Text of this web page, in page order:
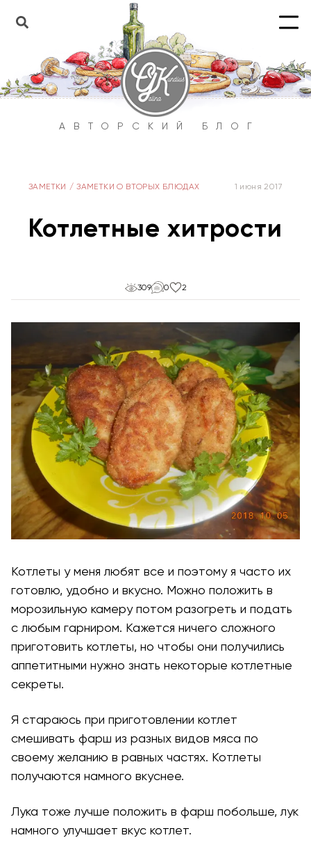
АВТОРСКИЙ БЛОГ
ЗАМЕТКИ / ЗАМЕТКИ О ВТОРЫХ БЛЮДАХ 1 июня 2017
Котлетные хитрости
309 0 2
Котлеты у меня любят все и поэтому я часто их
готовлю, удобно и вкусно. Можно положить в
морозильную камеру потом разогреть и подать
с любым гарниром. Кажется ничего сложного
приготовить котлеты, но чтобы они получились
аппетитными нужно знать некоторые котлетные
секреты.
Я стараюсь при приготовлении котлет
смешивать фарш из разных видов мяса по
своему желанию в равных частях. Котлеты
получаются намного вкуснее.
Лука тоже лучше положить в фарш побольше, лук
намного улучшает вкус котлет.